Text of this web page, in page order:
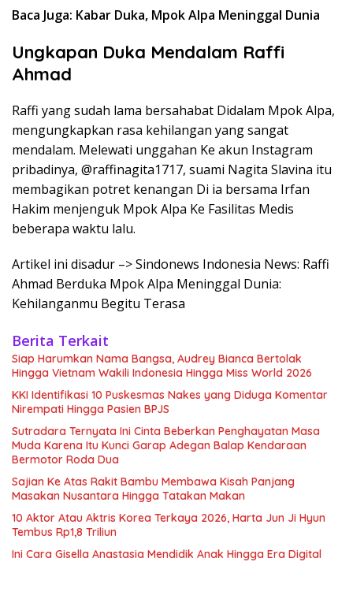
Baca Juga: Kabar Duka, Mpok Alpa Meninggal Dunia
Ungkapan Duka Mendalam Raffi
Ahmad
Raffi yang sudah lama bersahabat Didalam Mpok Alpa,
mengungkapkan rasa kehilangan yang sangat
mendalam. Melewati unggahan Ke akun Instagram
pribadinya, @raffinagita1717, suami Nagita Slavina itu
membagikan potret kenangan Di ia bersama Irfan
Hakim menjenguk Mpok Alpa Ke Fasilitas Medis
beberapa waktu lalu.
Artikel ini disadur –> Sindonews Indonesia News: Raffi
Ahmad Berduka Mpok Alpa Meninggal Dunia:
Kehilanganmu Begitu Terasa
Berita Terkait
Siap Harumkan Nama Bangsa, Audrey Bianca Bertolak
Hingga Vietnam Wakili Indonesia Hingga Miss World 2026
KKI Identifikasi 10 Puskesmas Nakes yang Diduga Komentar
Nirempati Hingga Pasien BPJS
Sutradara Ternyata Ini Cinta Beberkan Penghayatan Masa
Muda Karena Itu Kunci Garap Adegan Balap Kendaraan
Bermotor Roda Dua
Sajian Ke Atas Rakit Bambu Membawa Kisah Panjang
Masakan Nusantara Hingga Tatakan Makan
10 Aktor Atau Aktris Korea Terkaya 2026, Harta Jun Ji Hyun
Tembus Rp1,8 Triliun
Ini Cara Gisella Anastasia Mendidik Anak Hingga Era Digital